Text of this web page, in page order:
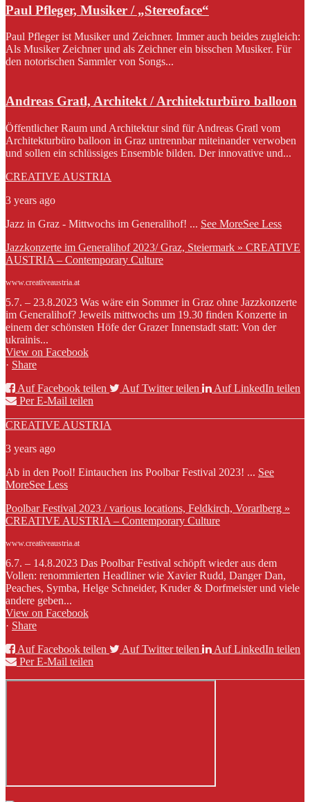
Paul Pfleger, Musiker / „Stereoface“
Paul Pfleger ist Musiker und Zeichner. Immer auch beides zugleich:
Als Musiker Zeichner und als Zeichner ein bisschen Musiker. Für
den notorischen Sammler von Songs...
Andreas Gratl, Architekt / Architekturbüro balloon
Öffentlicher Raum und Architektur sind für Andreas Gratl vom
Architekturbüro balloon in Graz untrennbar miteinander verwoben
und sollen ein schlüssiges Ensemble bilden. Der innovative und...
CREATIVE AUSTRIA
3 years ago
Jazz in Graz - Mittwochs im Generalihof! ... See MoreSee Less
Jazzkonzerte im Generalihof 2023/ Graz, Steiermark » CREATIVE
AUSTRIA – Contemporary Culture
www.creativeaustria.at
5.7. – 23.8.2023 Was wäre ein Sommer in Graz ohne Jazzkonzerte
im Generalihof? Jeweils mittwochs um 19.30 finden Konzerte in
einem der schönsten Höfe der Grazer Innenstadt statt: Von der
ukrainis...
View on Facebook
· Share
Auf Facebook teilen
Auf Twitter teilen
Auf LinkedIn teilen
Per E-Mail teilen
CREATIVE AUSTRIA
3 years ago
Ab in den Pool! Eintauchen ins Poolbar Festival 2023! ... See
MoreSee Less
Poolbar Festival 2023 / various locations, Feldkirch, Vorarlberg »
CREATIVE AUSTRIA – Contemporary Culture
www.creativeaustria.at
6.7. – 14.8.2023 Das Poolbar Festival schöpft wieder aus dem
Vollen: renommierten Headliner wie Xavier Rudd, Danger Dan,
Peaches, Symba, Helge Schneider, Kruder & Dorfmeister und viele
andere geben...
View on Facebook
· Share
Auf Facebook teilen
Auf Twitter teilen
Auf LinkedIn teilen
Per E-Mail teilen